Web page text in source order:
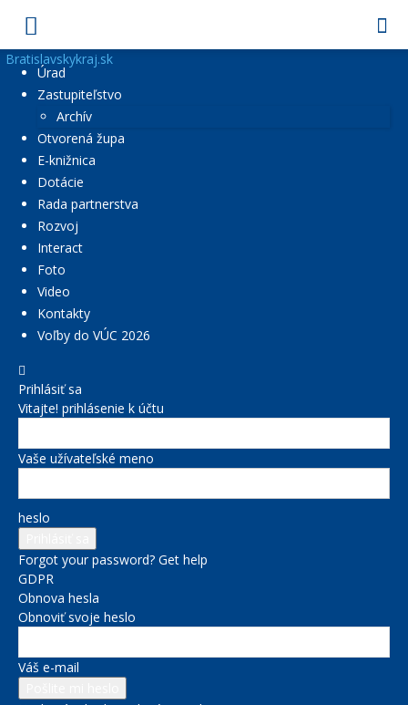
Bratislavskykraj.sk
Úrad
Zastupiteľstvo
Archív
Otvorená župa
E-knižnica
Dotácie
Rada partnerstva
Rozvoj
Interact
Foto
Video
Kontakty
Voľby do VÚC 2026
Prihlásiť sa
Vitajte! prihlásenie k účtu
Vaše užívateľské meno
heslo
Forgot your password? Get help
GDPR
Obnova hesla
Obnoviť svoje heslo
Váš e-mail